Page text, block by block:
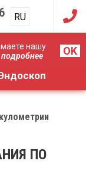
нашу
подробнее OK
RU
UA
ПО